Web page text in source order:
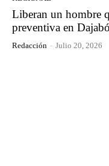
Liberan un hombre
preventiva en
Redacción - Julio 20, 2026